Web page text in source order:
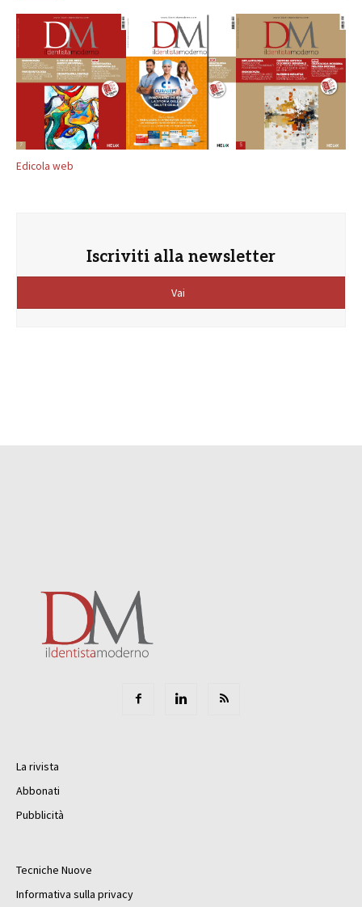
Edicola web
Iscriviti alla newsletter
Vai
La rivista
Abbonati
Pubblicità
Tecniche Nuove
Informativa sulla privacy